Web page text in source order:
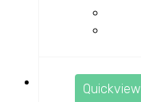
Quickview